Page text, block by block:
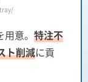
意。 特注不
ト削減に貢